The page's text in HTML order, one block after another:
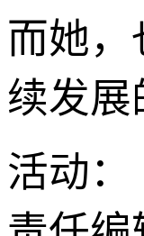
而她
续发展
活动：